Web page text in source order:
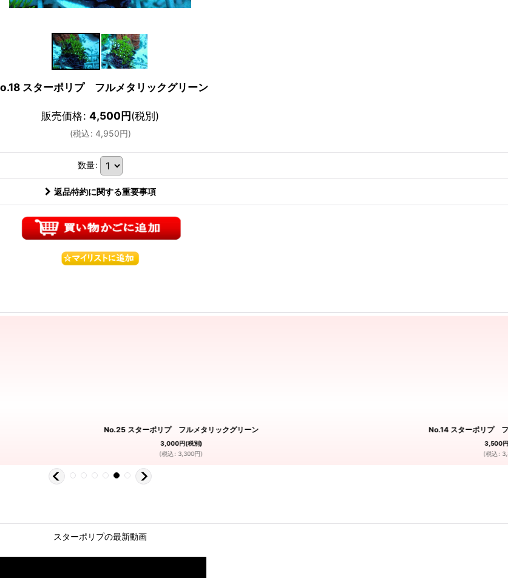
スターポリプ フルメタリックグリーン
販売価格: 4,500円(税別)
(税込: 4,950円)
数量:
返品特約に関する重要事項
No.25 スターポリプ フルメタリックグリーン
3,000円(税別)
(税込: 3,300円)
No.14 スターポリプ
3,500円
(税込:
スターポリプの最新動画